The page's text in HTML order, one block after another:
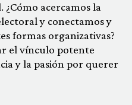
acercamos la
y conectamos y
formas organizativas?
el vínculo potente
y la pasión por querer